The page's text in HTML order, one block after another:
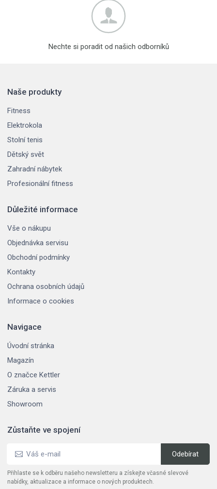
Nechte si poradit od našich odborníků
Naše produkty
Fitness
Elektrokola
Stolní tenis
Dětský svět
Zahradní nábytek
Profesionální fitness
Důležité informace
Vše o nákupu
Objednávka servisu
Obchodní podmínky
Kontakty
Ochrana osobních údajů
Informace o cookies
Navigace
Úvodní stránka
Magazín
O značce Kettler
Záruka a servis
Showroom
Zůstaňte ve spojení
Přihlaste se k odběru našeho newsletteru a získejte včasné slevové
nabídky, aktualizace a informace o nových produktech.